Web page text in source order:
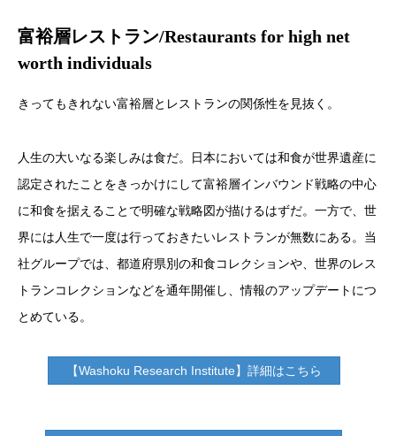
富裕層レストラン/Restaurants for high net
worth individuals
きってもきれない富裕層とレストランの関係性を見抜く。
人生の大いなる楽しみは食だ。日本においては和食が世界遺産に
認定されたことをきっかけにして富裕層インバウンド戦略の中心
に和食を据えることで明確な戦略図が描けるはずだ。一方で、世
界には人生で一度は行っておきたいレストランが無数にある。当
社グループでは、都道府県別の和食コレクションや、世界のレス
トランコレクションなどを通年開催し、情報のアップデートにつ
とめている。
【Washoku Research Institute】詳細はこちら